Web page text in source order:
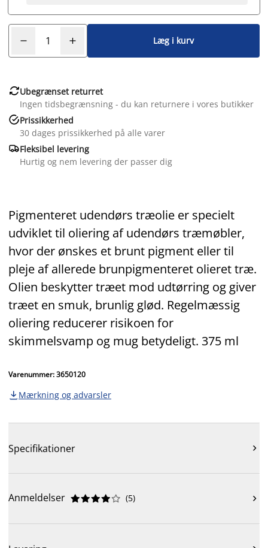
Læg i kurv
Ubegrænset returret
Ingen tidsbegrænsning - du kan returnere i vores butikker
Prissikkerhed
30 dages prissikkerhed på alle varer
Fleksibel levering
Hurtig og nem levering der passer dig
Pigmenteret udendørs træolie er specielt
udviklet til oliering af udendørs træmøbler,
hvor der ønskes et brunt pigment eller til
pleje af allerede brunpigmenteret olieret træ.
Olien beskytter træet mod udtørring og giver
træet en smuk, brunlig glød. Regelmæssig
oliering reducerer risikoen for
skimmelsvamp og mug betydeligt. 375 ml
Varenummer: 3650120
 Mærkning og advarsler
Specifikationer 
Anmeldelser 




 (5) 